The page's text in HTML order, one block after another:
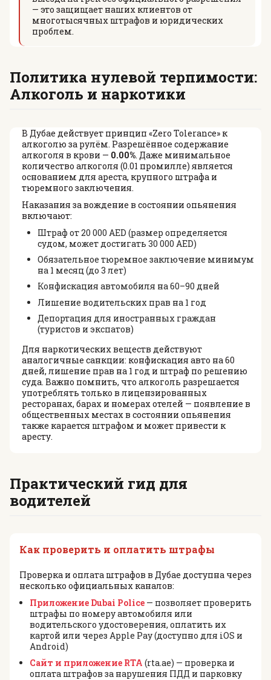
— это защищает наших клиентов от
многотысячных штрафов и юридических
проблем.
Политика нулевой терпимости:
Алкоголь и наркотики
В Дубае действует принцип «Zero Tolerance» к
алкоголю за рулём. Разрешённое содержание
алкоголя в крови — 0.00%. Даже минимальное
количество алкоголя (0.01 промилле) является
основанием для ареста, крупного штрафа и
тюремного заключения.
Наказания за вождение в состоянии опьянения
включают:
Штраф от 20 000 AED (размер определяется
судом, может достигать 30 000 AED)
Обязательное тюремное заключение минимум
на 1 месяц (до 3 лет)
Конфискация автомобиля на 60–90 дней
Лишение водительских прав на 1 год
Депортация для иностранных граждан
(туристов и экспатов)
Для наркотических веществ действуют
аналогичные санкции: конфискация авто на 60
дней, лишение прав на 1 год и штраф по решению
суда. Важно помнить, что алкоголь разрешается
употреблять только в лицензированных
ресторанах, барах и номерах отелей — появление в
общественных местах в состоянии опьянения
также карается штрафом и может привести к
аресту.
Практический гид для
водителей
Как проверить и оплатить штрафы
Проверка и оплата штрафов в Дубае доступна через
несколько официальных каналов:
Приложение Dubai Police— позволяет проверить
штрафы по номеру автомобиля или
водительского удостоверения, оплатить их
картой или через Apple Pay (доступно для iOS и
Android)
Сайт и приложение RTA (rta.ae) — проверка и
оплата штрафов за нарушения ПДД и парковку